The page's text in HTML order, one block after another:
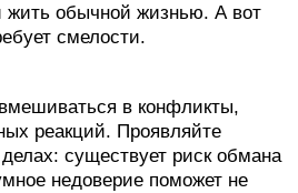
жить обычной жизнью. А вот
смелости.
в конфликты,
реакций. Проявляйте
существует риск обмана
недоверие поможет не